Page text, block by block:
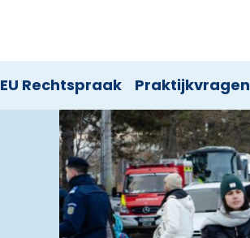
EU Rechtspraak Praktijkvragen